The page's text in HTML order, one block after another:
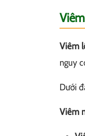
Viêm
nguy
Dưới
Viêm